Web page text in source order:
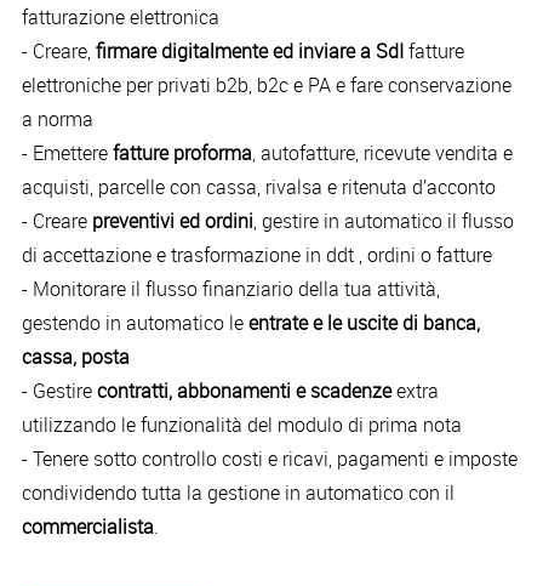
fatturazione elettronica
- Creare,firmare digitalmente ed inviare a SdIfatture
elettroniche per privati b2b, b2c e PA e fare conservazione
a norma
- Emetterefatture proforma, autofatture, ricevute vendita e
acquisti, parcelle con cassa, rivalsa e ritenuta d’acconto
- Creare preventivi ed ordini, gestire in automatico il flusso
di accettazione e trasformazione in ddt , ordini o fatture
- Monitorare il flusso finanziario della tua attività,
gestendo in automatico leentrate e le uscite di banca,
cassa, posta
- Gestirecontratti, abbonamenti e scadenzeextra
utilizzando le funzionalità del modulo di prima nota
- Tenere sotto controllo costi e ricavi, pagamenti e imposte
condividendo tutta la gestione in automatico con il
commercialista.